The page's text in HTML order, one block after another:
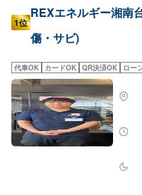
1位
REXエネルギー湘南
傷・サビ)
代車OK カードOK QR決済OK ロー